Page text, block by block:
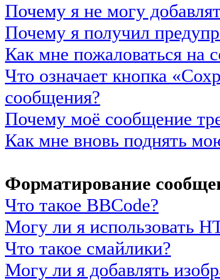
Почему я не могу
Почему я получил
Как мне пожаловаться на
Что означает кнопка
сообщения?
Почему моё сообщение
Как мне вновь поднять
Форматирование
Что такое BBCode?
Могу ли я использовать
Что такое смайлики?
Могу ли я добавлять